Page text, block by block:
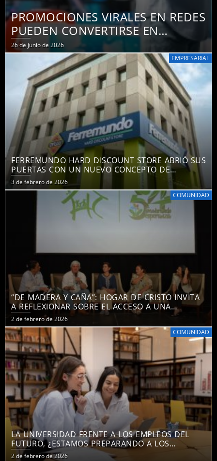
PROMOCIONES VIRALES EN REDES
PUEDEN CONVERTIRSE EN
OBLIGACIONES LEGALES:
EXPERTOS ADVIERTEN SOBRE
RIESGOS DE PUBLICIDAD
ENGAÑOSA EN ECUADOR
26 de junio de 2026
EMPRESARIAL
FERREMUNDO HARD DISCOUNT STORE ABRIÓ SUS
PUERTAS CON UN NUEVO CONCEPTO DE
NEGOCIO
3 de febrero de 2026
COMUNIDAD
“DE MADERA Y CAÑA”: HOGAR DE CRISTO INVITA
A REFLEXIONAR SOBRE EL ACCESO A UNA
VIVIENDA DIGNA
2 de febrero de 2026
COMUNIDAD
LA UNIVERSIDAD FRENTE A LOS EMPLEOS DEL
FUTURO, ¿ESTAMOS PREPARANDO A LOS
ESTUDIANTES PARA LO QUE VIENE?
2 de febrero de 2026